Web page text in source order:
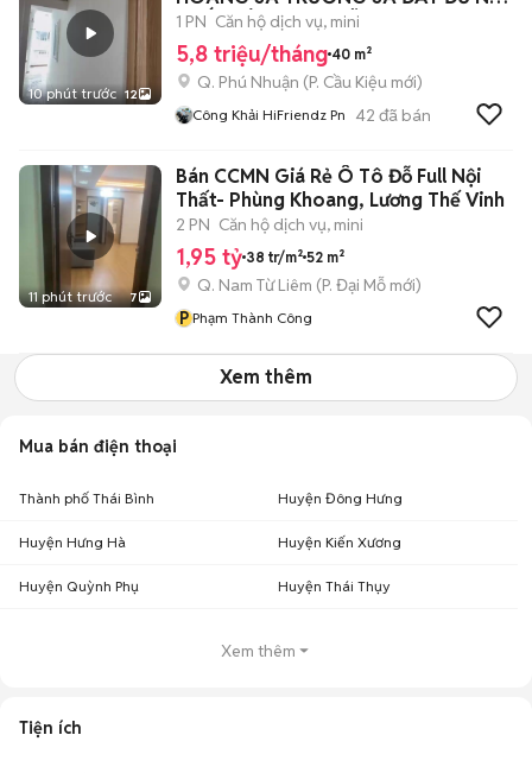
10 phút trước 12
THẤT SIÊU RỘNG RÃI
1 PN Căn hộ dịch vụ, mini
5,8 triệu/tháng 40 m²
Q. Phú Nhuận (P. Cầu Kiệu mới)
Công Khải HiFriendz Pn 42 đã bán
11 phút trước 7
Bán CCMN Giá Rẻ Ô Tô Đỗ Full Nội
Thất- Phùng Khoang, Lương Thế Vinh
2 PN Căn hộ dịch vụ, mini
1,95 tỷ 38 tr/m² 52 m²
Q. Nam Từ Liêm (P. Đại Mỗ mới)
P Phạm Thành Công
Xem thêm
Mua bán điện thoại
Thành phố Thái Bình Huyện Đông Hưng
Huyện Hưng Hà Huyện Kiến Xương
Huyện Quỳnh Phụ Huyện Thái Thụy
Xem thêm
Tiện ích